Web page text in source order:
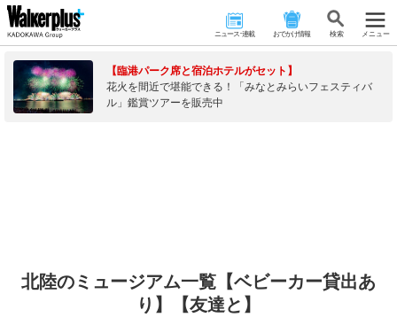
ニュース･連載 おでかけ情報 検 索 メニュー
【臨港パーク席と宿泊ホテルがセット】
花火を間近で堪能できる！「みなとみらいフェスティバ
ル」鑑賞ツアーを販売中
北陸のミュージアム一覧【ベビーカー貸出あ
り】【友達と】